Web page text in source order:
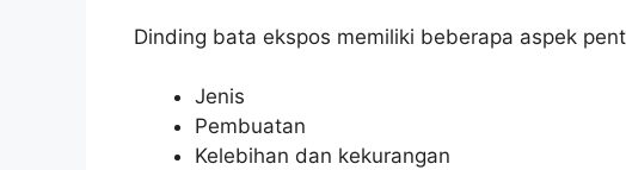
Dinding bata ekspos memiliki beberapa aspek
Jenis
Pembuatan
Kelebihan dan kekurangan